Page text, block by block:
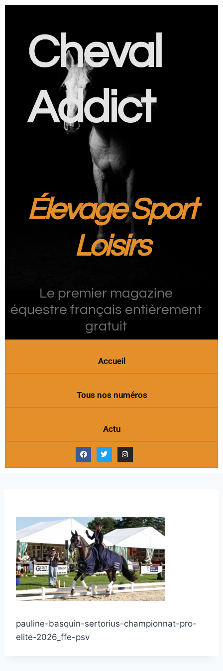
Cheval
Addict
Élevage Sport
Loisirs
Le premier magazine
équestre français entièrement
gratuit
Accueil
Tous nos numéros
Actu
pauline-basquin-sertorius-championnat-pro-
elite-2026_ffe-psv